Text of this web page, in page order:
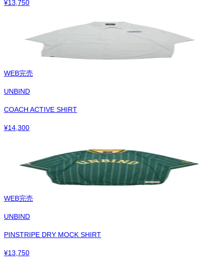
¥13,750
WEB完売
UNBIND
COACH ACTIVE SHIRT
¥14,300
WEB完売
UNBIND
PINSTRIPE DRY MOCK SHIRT
¥13,750